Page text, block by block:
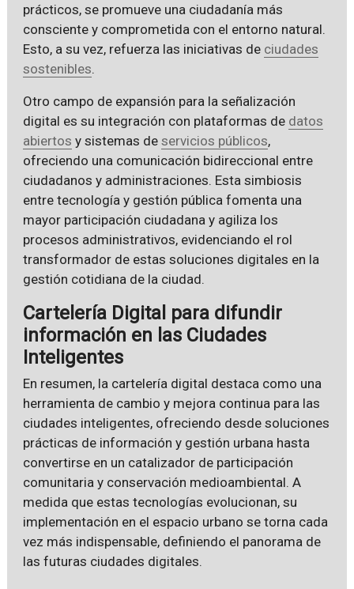
prácticos, se promueve una ciudadanía más
consciente y comprometida con el entorno natural.
Esto, a su vez, refuerza las iniciativas de ciudades
sostenibles.
Otro campo de expansión para la señalización
digital es su integración con plataformas de datos
abiertos y sistemas de servicios públicos,
ofreciendo una comunicación bidireccional entre
ciudadanos y administraciones. Esta simbiosis
entre tecnología y gestión pública fomenta una
mayor participación ciudadana y agiliza los
procesos administrativos, evidenciando el rol
transformador de estas soluciones digitales en la
gestión cotidiana de la ciudad.
Cartelería Digital para difundir
información en las Ciudades
Inteligentes
En resumen, la cartelería digital destaca como una
herramienta de cambio y mejora continua para las
ciudades inteligentes, ofreciendo desde soluciones
prácticas de información y gestión urbana hasta
convertirse en un catalizador de participación
comunitaria y conservación medioambiental. A
medida que estas tecnologías evolucionan, su
implementación en el espacio urbano se torna cada
vez más indispensable, definiendo el panorama de
las futuras ciudades digitales.